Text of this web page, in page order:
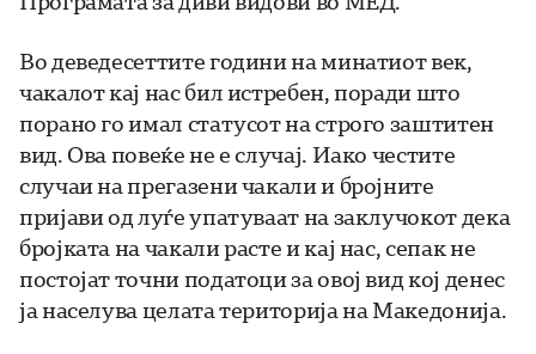
Во деведесеттите години на минатиот век,
чакалот кај нас бил истребен, поради што
порано го имал статусот на строго заштитен
вид. Ова повеќе не е случај. Иако честите
случаи на прегазени чакали и бројните
пријави од луѓе упатуваат на заклучокот дека
бројката на чакали расте и кај нас, сепак не
постојат точни податоци за овој вид кој денес
ја населува целата територија на Македонија.